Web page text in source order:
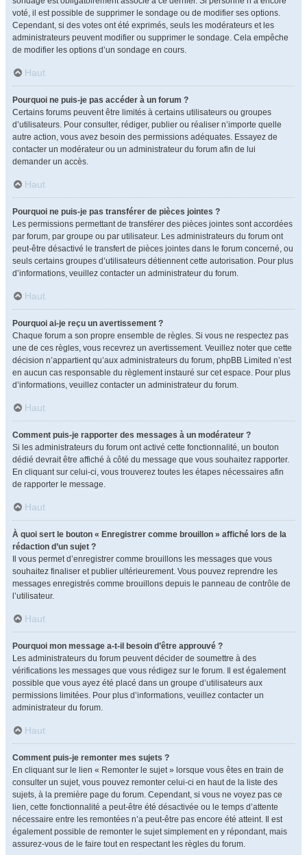
voté, il est possible de supprimer le sondage ou de modifier ses options.
Cependant, si des votes ont été exprimés, seuls les modérateurs et les
administrateurs peuvent modifier ou supprimer le sondage. Cela empêche
de modifier les options d’un sondage en cours.
Haut
Pourquoi ne puis-je pas accéder à un forum ?
Certains forums peuvent être limités à certains utilisateurs ou groupes
d’utilisateurs. Pour consulter, rédiger, publier ou réaliser n’importe quelle
autre action, vous avez besoin des permissions adéquates. Essayez de
contacter un modérateur ou un administrateur du forum afin de lui
demander un accès.
Haut
Pourquoi ne puis-je pas transférer de pièces jointes ?
Les permissions permettant de transférer des pièces jointes sont accordées
par forum, par groupe ou par utilisateur. Les administrateurs du forum ont
peut-être désactivé le transfert de pièces jointes dans le forum concerné, ou
seuls certains groupes d’utilisateurs détiennent cette autorisation. Pour plus
d’informations, veuillez contacter un administrateur du forum.
Haut
Pourquoi ai-je reçu un avertissement ?
Chaque forum a son propre ensemble de règles. Si vous ne respectez pas
une de ces règles, vous recevrez un avertissement. Veuillez noter que cette
décision n’appartient qu’aux administrateurs du forum, phpBB Limited n’est
en aucun cas responsable du règlement instauré sur cet espace. Pour plus
d’informations, veuillez contacter un administrateur du forum.
Haut
Comment puis-je rapporter des messages à un modérateur ?
Si les administrateurs du forum ont activé cette fonctionnalité, un bouton
dédié devrait être affiché à côté du message que vous souhaitez rapporter.
En cliquant sur celui-ci, vous trouverez toutes les étapes nécessaires afin
de rapporter le message.
Haut
À quoi sert le bouton « Enregistrer comme brouillon » affiché lors de la
rédaction d’un sujet ?
Il vous permet d’enregistrer comme brouillons les messages que vous
souhaitez finaliser et publier ultérieurement. Vous pouvez reprendre les
messages enregistrés comme brouillons depuis le panneau de contrôle de
l’utilisateur.
Haut
Pourquoi mon message a-t-il besoin d’être approuvé ?
Les administrateurs du forum peuvent décider de soumettre à des
vérifications les messages que vous rédigez sur le forum. Il est également
possible que vous ayez été placé dans un groupe d’utilisateurs aux
permissions limitées. Pour plus d’informations, veuillez contacter un
administrateur du forum.
Haut
Comment puis-je remonter mes sujets ?
En cliquant sur le lien « Remonter le sujet » lorsque vous êtes en train de
consulter un sujet, vous pouvez remonter celui-ci en haut de la liste des
sujets, à la première page du forum. Cependant, si vous ne voyez pas ce
lien, cette fonctionnalité a peut-être été désactivée ou le temps d’attente
nécessaire entre les remontées n’a peut-être pas encore été atteint. Il est
également possible de remonter le sujet simplement en y répondant, mais
assurez-vous de le faire tout en respectant les règles du forum.